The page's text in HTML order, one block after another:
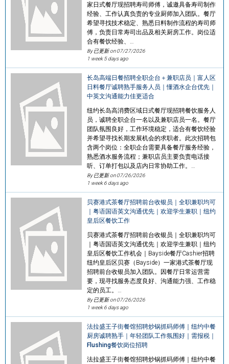
家日式餐厅现招聘寿司师傅，诚邀具备寿司制作
经验、工作认真负责的专业厨师加入团队。餐厅
希望寻找技术稳定、熟悉日料制作流程的寿司师
傅，负责日常寿司出品及相关厨房工作。岗位适
合有餐饮经验、…
By 已更新 on07/27/2026
1 week 5 days ago
长岛高端日餐招聘全职企台＋兼职店员｜富人区
日料餐厅诚聘熟手服务人员｜懂酒水企台优先｜
中英文沟通能力佳更适合
纽约长岛高消费区域日式餐厅现招聘餐饮服务人
员，诚聘全职企台一名以及兼职店员一名。餐厅
团队氛围良好，工作环境稳定，适合有餐饮经验
并希望寻找长期发展机会的求职者。此次招聘包
含两个岗位：全职企台需要具备餐厅服务经验，
熟悉酒水服务流程；兼职店员主要负责电话接
听、订单打包以及店内日常协助工作。…
By 已更新 on07/26/2026
1 week 6 days ago
贝赛港式茶餐厅招聘前台收银员｜全职兼职均可
｜粤语国语英文沟通优先｜欢迎学生兼职｜纽约
皇后区餐饮工作
贝赛港式茶餐厅招聘前台收银员｜全职兼职均可
｜粤语国语英文沟通优先｜欢迎学生兼职｜纽约
皇后区餐饮工作机会｜Bayside餐厅Cashier招聘
纽约皇后区贝赛（Bayside）一家港式茶餐厅现
招聘前台收银员加入团队。因餐厅日常运营需
要，现寻找服务态度良好、沟通能力强、工作稳
定的员工。…
By 已更新 on07/26/2026
1 week 6 days ago
法拉盛王子街餐馆招聘炒锅抓码师傅｜纽约中餐
厨房诚聘熟手｜年轻团队工作氛围好｜需报税｜
Flushing餐饮岗位招聘
法拉盛王子街餐馆招聘炒锅抓码师傅｜纽约中餐